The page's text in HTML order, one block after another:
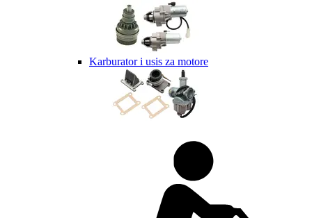
Karburator i usis za motore